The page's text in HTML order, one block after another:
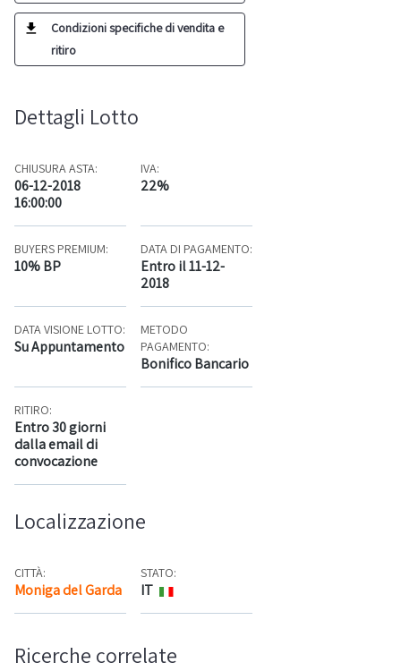
Condizioni specifiche di vendita e
ritiro
Dettagli Lotto
CHIUSURA ASTA:
06-12-2018
16:00:00
IVA:
22%
BUYERS PREMIUM:
10% BP
DATA DI PAGAMENTO:
Entro il 11-12-
2018
DATA VISIONE LOTTO:
Su Appuntamento
METODO
PAGAMENTO:
Bonifico Bancario
RITIRO:
Entro 30 giorni
dalla email di
convocazione
Localizzazione
CITTÀ:
Moniga del Garda Mappa
STATO:
IT
Ricerche correlate